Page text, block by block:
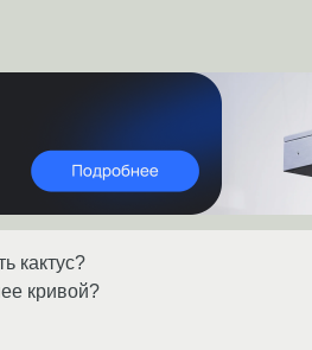
кактус?
кривой?